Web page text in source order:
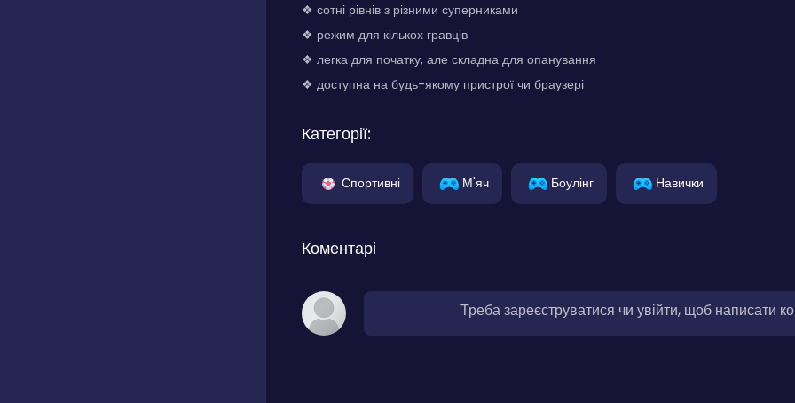
❖ сотні рівнів з різними суперниками
❖ режим для кількох гравців
❖ легка для початку, але складна для опанування
❖ доступна на будь-якому пристрої чи браузері
Категорії:
Спортивні М'яч Боулінг Навички
Коментарі
Треба зареєструватися чи увійти, щоб написати